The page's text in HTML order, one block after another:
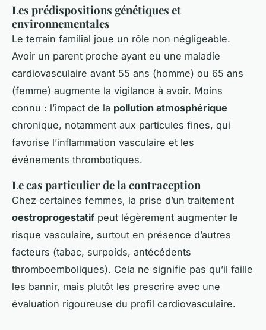
Les prédispositions génétiques et
environnementales
Le terrain familial joue un rôle non négligeable.
Avoir un parent proche ayant eu une maladie
cardiovasculaire avant 55 ans (homme) ou 65 ans
(femme) augmente la vigilance à avoir. Moins
connu : l’impact de la pollution atmosphérique
chronique, notamment aux particules fines, qui
favorise l’inflammation vasculaire et les
événements thrombotiques.
Le cas particulier de la contraception
Chez certaines femmes, la prise d’un traitement
oestroprogestatifpeut légèrement augmenter le
risque vasculaire, surtout en présence d’autres
facteurs (tabac, surpoids, antécédents
thromboemboliques). Cela ne signifie pas qu’il faille
les bannir, mais plutôt les prescrire avec une
évaluation rigoureuse du profil cardiovasculaire.